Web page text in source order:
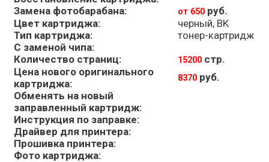
Замена фотобарабана:
от 650руб.
Цвет картриджа:
черный, BK
Тип картриджа:
тонер-картридж
С заменой чипа:
Количество страниц:
15200стр.
Цена нового оригинального
картриджа:
8370 руб.
Обменять на новый
заправленный картридж:
Инструкция по заправке:
Драйвер для принтера:
Прошивка принтера:
Фото картриджа: